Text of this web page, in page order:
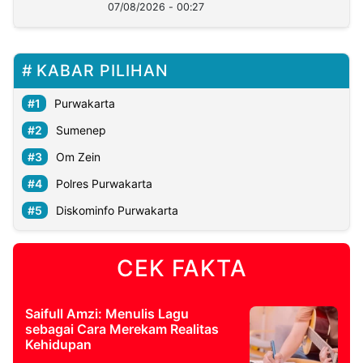
07/08/2026 - 00:27
KABAR PILIHAN
Purwakarta
Sumenep
Om Zein
Polres Purwakarta
Diskominfo Purwakarta
CEK FAKTA
Saifull Amzi: Menulis Lagu
sebagai Cara Merekam Realitas
Kehidupan